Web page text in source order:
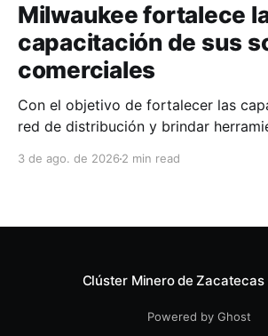
Milwaukee fortalece
capacitación de sus
comerciales
Con el objetivo de fortalecer las
red de distribución y brindar
técnico, Milwaukee llevó a cabo una
3 de ago. de 2026 2 min read
Clúster Minero de Zacatecas
Powered by Ghost